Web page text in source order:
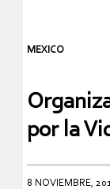
MEXICO
por la
8 NOVIEMBRE,